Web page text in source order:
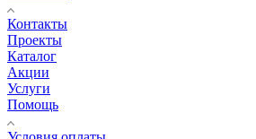
Контакты
Проекты
Каталог
Акции
Услуги
Помощь